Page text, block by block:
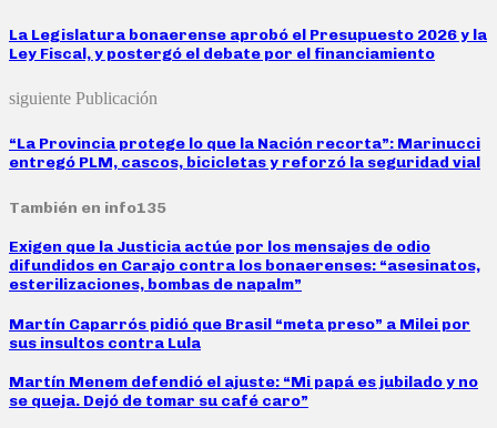
La Legislatura bonaerense aprobó el Presupuesto 2026 y la
Ley Fiscal, y postergó el debate por el financiamiento
siguiente Publicación
“La Provincia protege lo que la Nación recorta”: Marinucci
entregó PLM, cascos, bicicletas y reforzó la seguridad vial
También en info135
Exigen que la Justicia actúe por los mensajes de odio
difundidos en Carajo contra los bonaerenses: “asesinatos,
esterilizaciones, bombas de napalm”
Martín Caparrós pidió que Brasil “meta preso” a Milei por
sus insultos contra Lula
Martín Menem defendió el ajuste: “Mi papá es jubilado y no
se queja. Dejó de tomar su café caro”